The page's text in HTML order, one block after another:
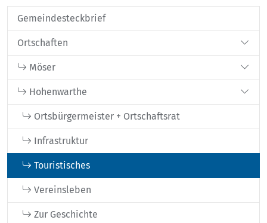
Gemeindesteckbrief
Ortschaften
Möser
Hohenwarthe
Ortsbürgermeister + Ortschaftsrat
Infrastruktur
Touristisches
Vereinsleben
Zur Geschichte